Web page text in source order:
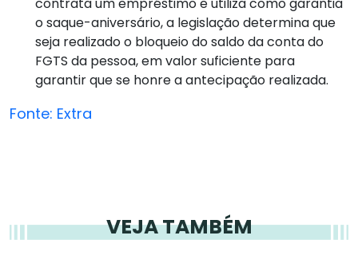
o saque-aniversário, a legislação determina que
seja realizado o bloqueio do saldo da conta do
FGTS da pessoa, em valor suficiente para
garantir que se honre a antecipação realizada.
Fonte: Extra
VEJA TAMBÉM